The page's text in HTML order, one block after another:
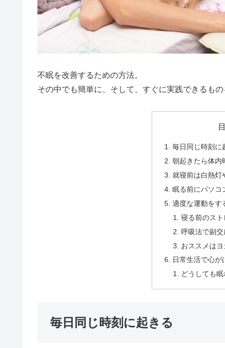
不眠を改善するための方法。
その中でも簡単に、そして、すぐに実践できるもの
毎日同じ時刻に
朝起きたら体内
就寝前は白熱灯
眠る前にパソコ
適度な運動をす
寝る前のスト
呼吸法で副
おススメは
日常生活で心が
どうしても
毎日同じ時刻に起きる